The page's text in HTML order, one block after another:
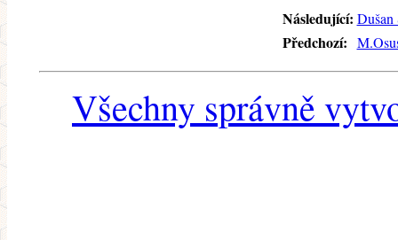
Následující: Dušan
Předchozí:
Všechny správně